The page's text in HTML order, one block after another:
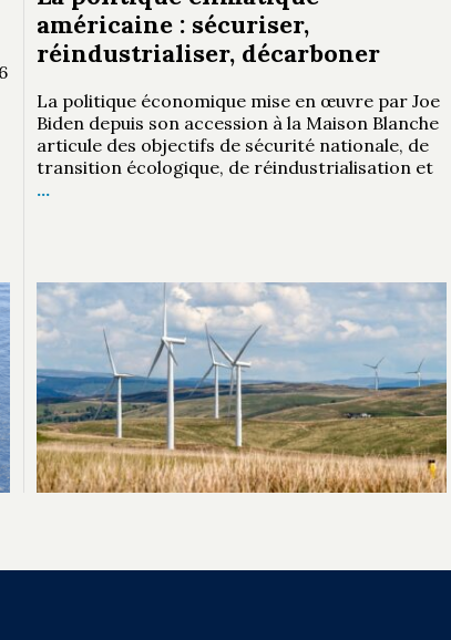
américaine : sécuriser,
réindustrialiser, décarboner
La politique économique mise en œuvre par Joe
Biden depuis son accession à la Maison Blanche
articule des objectifs de sécurité nationale, de
transition écologique, de réindustrialisation et
…